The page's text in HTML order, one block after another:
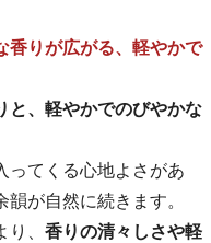
香りが広がる、軽やかで
と、軽やかでのびやかな
ってくる心地よさがあ
が自然に続きます。
、 香りの清々しさや軽